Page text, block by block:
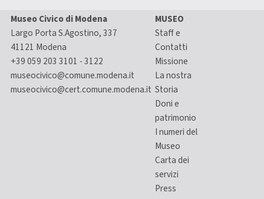
Museo Civico di Modena
Largo Porta S.Agostino, 337
41121 Modena
+39 059 203 3101 - 3122
museocivico@comune.modena.it
museocivico@cert.comune.modena.it
MUSEO
Staff e
Contatti
Missione
La nostra
Storia
Doni e
patrimonio
I numeri del
Museo
Carta dei
servizi
Press